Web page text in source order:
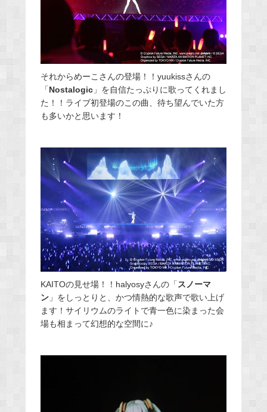
それからめーこさんの登場！！yuukissさんの
「Nostalogic」を自信たっぷりに歌ってくれまし
た！！ライブ初登場のこの曲、待ち望んでいた方
も多いかと思います！
KAITOの見せ場！！halyosyさんの「スノーマ
ン」をしっとりと、かつ情熱的な歌声で歌い上げ
ます！サイリウムのライトで青一色に染まった会
場も相まって幻想的な空間に♪